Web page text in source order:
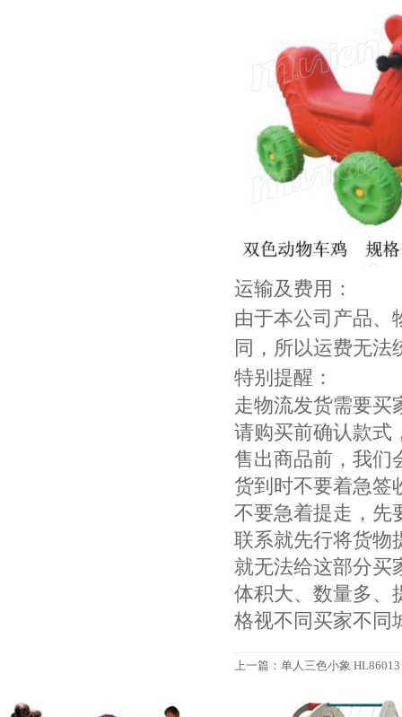
运输及费用：
由于本公司产品、
同，所以运费无法
特别提醒：
走物流发货需要买
请购买前确认款式
售出商品前，我们
货到时不要着急签
不要急着提走，先
联系就先行将货物
就无法给这部分买
体积大、数量多、
格视不同买家不同
上一篇： 单人三色小象 HL86013